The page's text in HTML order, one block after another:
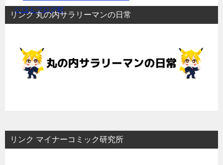
にほんブログ村
リンク 丸の内サラリーマンの日常
リンク マイナーコミック研究所